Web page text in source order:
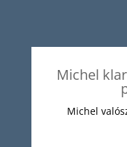
Michel
Michel